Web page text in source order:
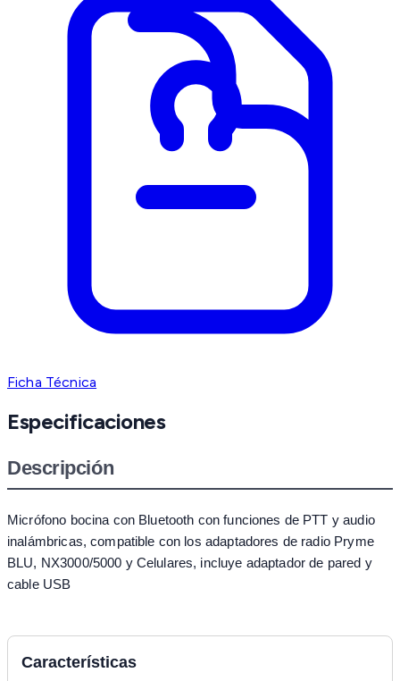
Ficha Técnica
Especificaciones
Descripción
Micrófono bocina con Bluetooth con funciones de PTT y audio
inalámbricas, compatible con los adaptadores de radio Pryme
BLU, NX3000/5000 y Celulares, incluye adaptador de pared y
cable USB
Características